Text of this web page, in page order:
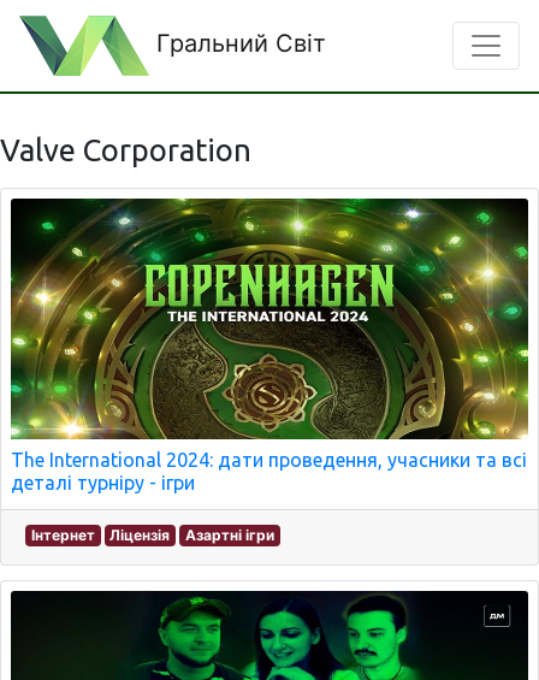
Гральний Світ
Valve Corporation
The International 2024: дати проведення, учасники та всі
деталі турніру - ігри
Інтернет Ліцензія Азартні ігри